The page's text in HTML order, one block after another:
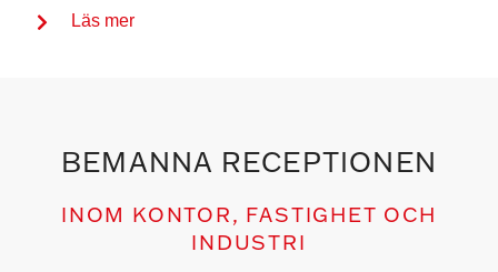
Läs mer
BEMANNA RECEPTIONEN
INOM KONTOR, FASTIGHET OCH
INDUSTRI